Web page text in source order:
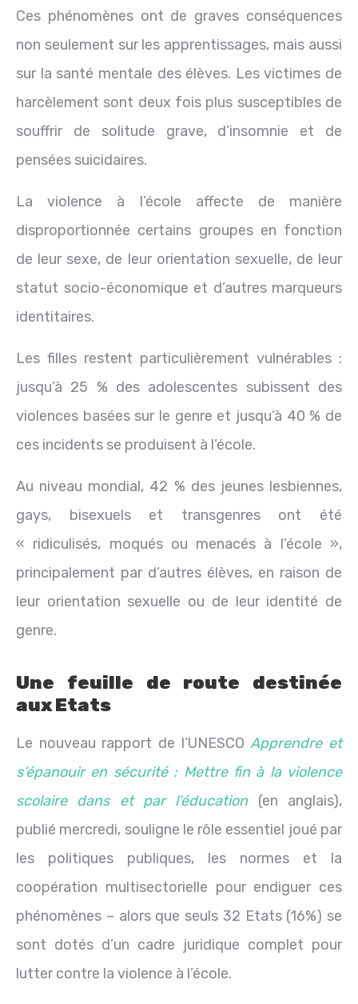
Ces phénomènes ont de graves conséquences
non seulement sur les apprentissages, mais aussi
sur la santé mentale des élèves. Les victimes de
harcèlement sont deux fois plus susceptibles de
souffrir de solitude grave, d’insomnie et de
pensées suicidaires.
La violence à l’école affecte de manière
disproportionnée certains groupes en fonction
de leur sexe, de leur orientation sexuelle, de leur
statut socio-économique et d’autres marqueurs
identitaires.
Les filles restent particulièrement vulnérables :
jusqu’à 25 % des adolescentes subissent des
violences basées sur le genre et jusqu’à 40 % de
ces incidents se produisent à l’école.
Au niveau mondial, 42 % des jeunes lesbiennes,
gays, bisexuels et transgenres ont été
« ridiculisés, moqués ou menacés à l’école »,
principalement par d’autres élèves, en raison de
leur orientation sexuelle ou de leur identité de
genre.
Une feuille de route destinée
aux Etats
Le nouveau rapport de l’UNESCOApprendre et
s’épanouir en sécurité : Mettre fin à la violence
scolaire dans et par l’éducation(en anglais),
publié mercredi, souligne le rôle essentiel joué par
les politiques publiques, les normes et la
coopération multisectorielle pour endiguer ces
phénomènes – alors que seuls 32 Etats (16%) se
sont dotés d’un cadre juridique complet pour
lutter contre la violence à l’école.